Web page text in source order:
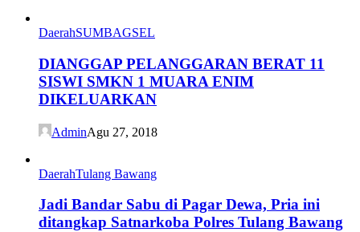
DaerahSUMBAGSEL
DIANGGAP PELANGGARAN BERAT 11
SISWI SMKN 1 MUARA ENIM
DIKELUARKAN
AdminAgu 27, 2018
DaerahTulang Bawang
Jadi Bandar Sabu di Pagar Dewa, Pria ini
ditangkap Satnarkoba Polres Tulang Bawang